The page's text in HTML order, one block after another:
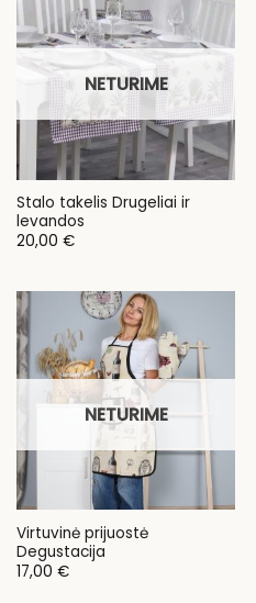
NETURIME
Stalo takelis Drugeliai ir
levandos
20,00 €
NETURIME
Virtuvinė prijuostė
Degustacija
17,00 €